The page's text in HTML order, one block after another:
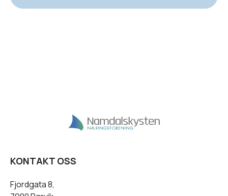
KONTAKT OSS
Fjordgata 8,